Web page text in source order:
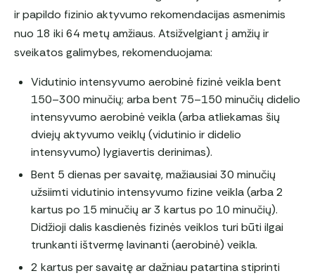
ir papildo fizinio aktyvumo rekomendacijas asmenimis
nuo 18 iki 64 metų amžiaus. Atsižvelgiant į amžių ir
sveikatos galimybes, rekomenduojama:
Vidutinio intensyvumo aerobinė fizinė veikla bent
150–300 minučių; arba bent 75–150 minučių didelio
intensyvumo aerobinė veikla (arba atliekamas šių
dviejų aktyvumo veiklų (vidutinio ir didelio
intensyvumo) lygiavertis derinimas).
Bent 5 dienas per savaitę, mažiausiai 30 minučių
užsiimti vidutinio intensyvumo fizine veikla (arba 2
kartus po 15 minučių ar 3 kartus po 10 minučių).
Didžioji dalis kasdienės fizinės veiklos turi būti ilgai
trunkanti ištvermę lavinanti (aerobinė) veikla.
2 kartus per savaitę ar dažniau patartina stiprinti